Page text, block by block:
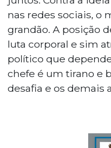
nas redes sociais, o
grandão. A posição
luta corporal e sim
político que
chefe é um tirano e
desafia e os demais